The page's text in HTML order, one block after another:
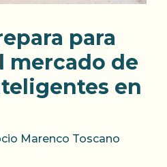
para
mercado de
en
Marenco Toscano